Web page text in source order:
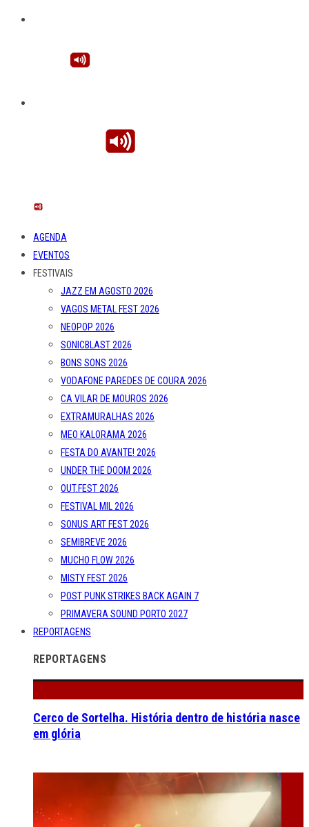
AGENDA
EVENTOS
FESTIVAIS
JAZZ EM AGOSTO 2026
VAGOS METAL FEST 2026
NEOPOP 2026
SONICBLAST 2026
BONS SONS 2026
VODAFONE PAREDES DE COURA 2026
CA VILAR DE MOUROS 2026
EXTRAMURALHAS 2026
MEO KALORAMA 2026
FESTA DO AVANTE! 2026
UNDER THE DOOM 2026
OUT.FEST 2026
FESTIVAL MIL 2026
SONUS ART FEST 2026
SEMIBREVE 2026
MUCHO FLOW 2026
MISTY FEST 2026
POST PUNK STRIKES BACK AGAIN 7
PRIMAVERA SOUND PORTO 2027
REPORTAGENS
REPORTAGENS
Cerco de Sortelha. História dentro de história nasce
em glória